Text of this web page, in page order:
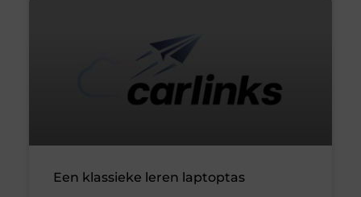
Een klassieke leren laptoptas